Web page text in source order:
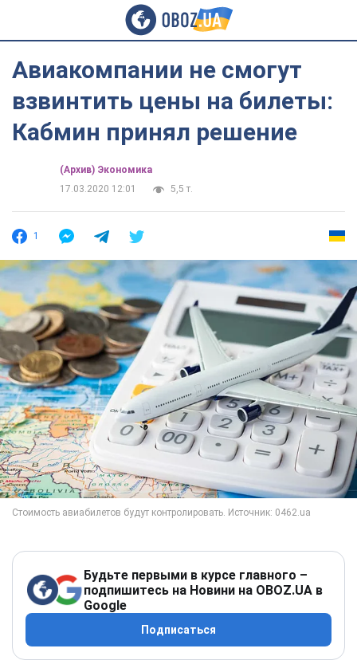
Авиакомпании не смогут
взвинтить цены на билеты:
Кабмин принял решение
(Архив) Экономика
17.03.2020 12:01
5,5 т.
1
Будьте первыми в курсе главного –
подпишитесь на Новини на OBOZ.UA в
Google
Подписаться